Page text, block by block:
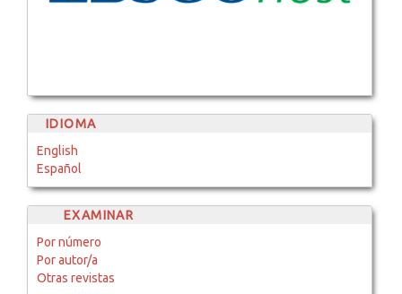
IDIOMA
English
Español
EXAMINAR
Por número
Por autor/a
Otras revistas